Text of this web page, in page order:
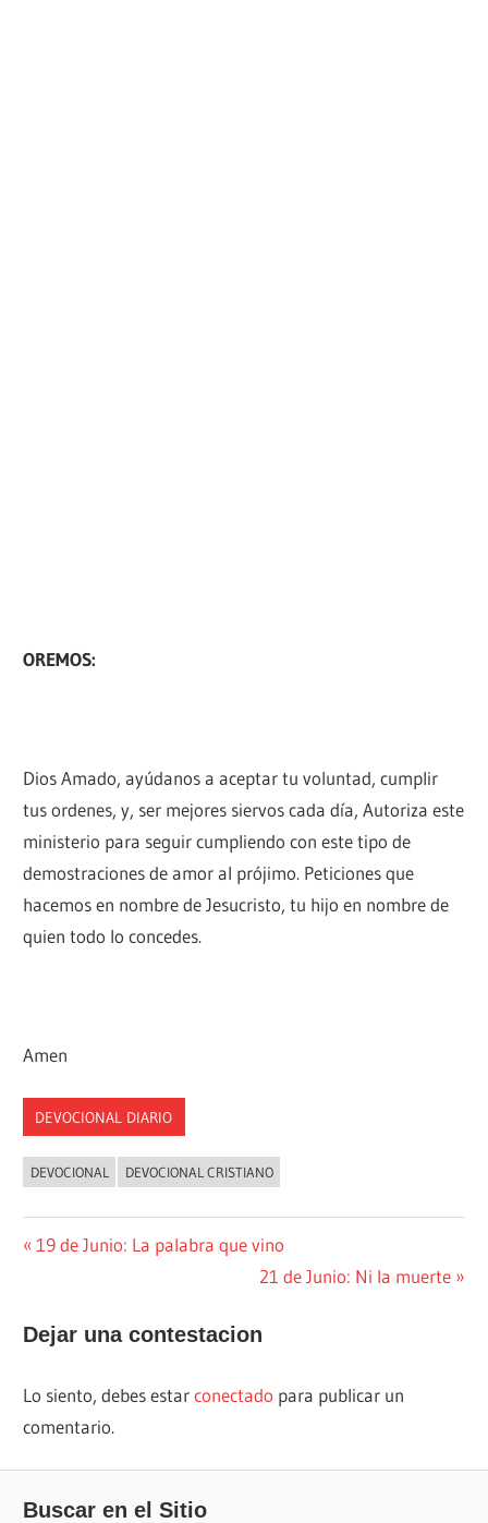
OREMOS:
Dios Amado, ayúdanos a aceptar tu voluntad, cumplir
tus ordenes, y, ser mejores siervos cada día, Autoriza este
ministerio para seguir cumpliendo con este tipo de
demostraciones de amor al prójimo. Peticiones que
hacemos en nombre de Jesucristo, tu hijo en nombre de
quien todo lo concedes.
Amen
DEVOCIONAL DIARIO
DEVOCIONAL DEVOCIONAL CRISTIANO
Navegación
entradas
Entrada
19 de Junio: La palabra que vino
Siguiente
21 de Junio: Ni la muerte
Dejar una contestacion
Lo siento, debes estarconectado para publicar un
comentario.
Buscar en el Sitio